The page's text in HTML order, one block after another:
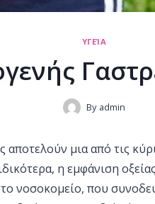
ΥΓΕΊΑ
By admin
αποτελούν μια από τις
η εμφάνιση
νοσοκομείο, που